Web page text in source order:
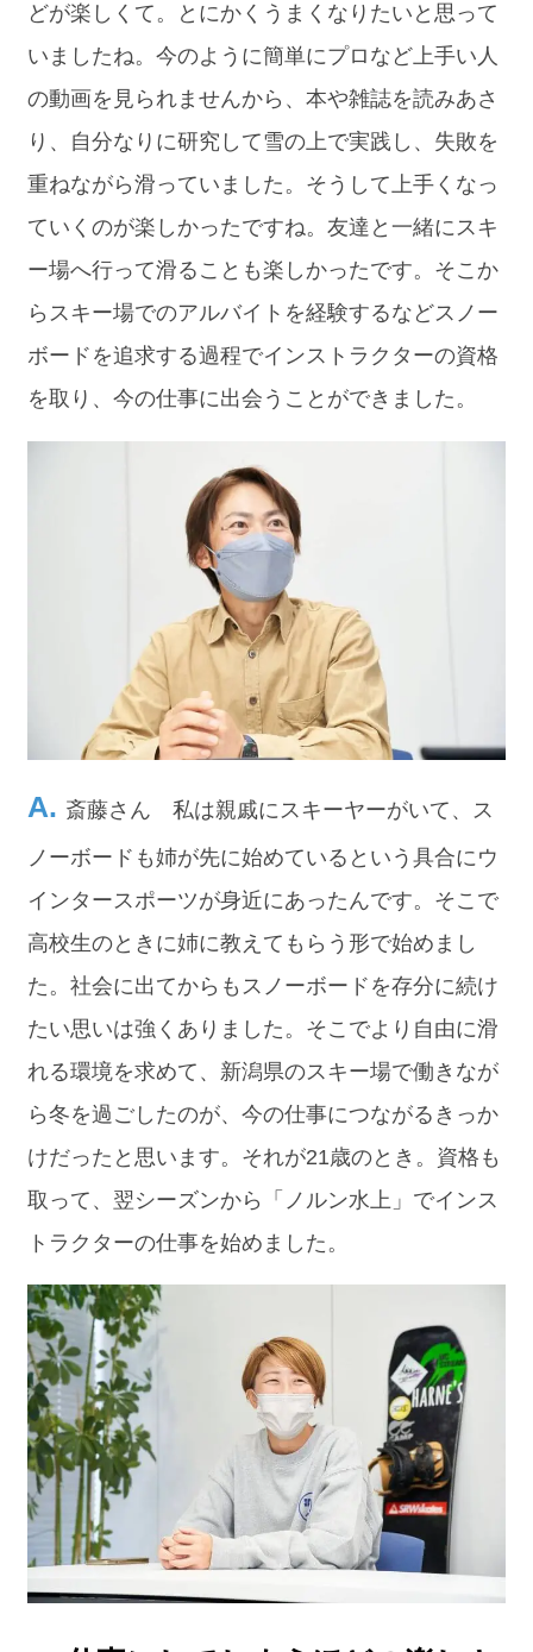
どが楽しくて。とにかくうまくなりたいと思って
いましたね。今のように簡単にプロなど上手い人
の動画を見られませんから、本や雑誌を読みあさ
り、自分なりに研究して雪の上で実践し、失敗を
重ねながら滑っていました。そうして上手くなっ
ていくのが楽しかったですね。友達と一緒にスキ
ー場へ行って滑ることも楽しかったです。そこか
らスキー場でのアルバイトを経験するなどスノー
ボードを追求する過程でインストラクターの資格
を取り、今の仕事に出会うことができました。
斎藤さん 私は親戚にスキーヤーがいて、ス
ノーボードも姉が先に始めているという具合にウ
インタースポーツが身近にあったんです。そこで
高校生のときに姉に教えてもらう形で始めまし
た。社会に出てからもスノーボードを存分に続け
たい思いは強くありました。そこでより自由に滑
れる環境を求めて、新潟県のスキー場で働きなが
ら冬を過ごしたのが、今の仕事につながるきっか
けだったと思います。それが21歳のとき。資格も
取って、翌シーズンから「ノルン水上」でインス
トラクターの仕事を始めました。